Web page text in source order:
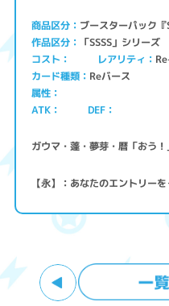
商品区分 ブースターパック『
作品区分 「SSSS」シリーズ
コスト レアリティ
カード種類 Reバース
属性
ATK
DEF
ガウマ・蓬・夢芽・暦「おう！
【永】：あなたのエントリー